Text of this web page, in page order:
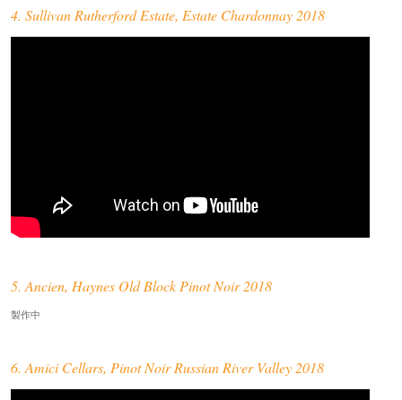
4. Sullivan Rutherford Estate, Estate Chardonnay 2018
5. Ancien, Haynes Old Block Pinot Noir 2018
製作中
6. Amici Cellars, Pinot Noir Russian River Valley 2018